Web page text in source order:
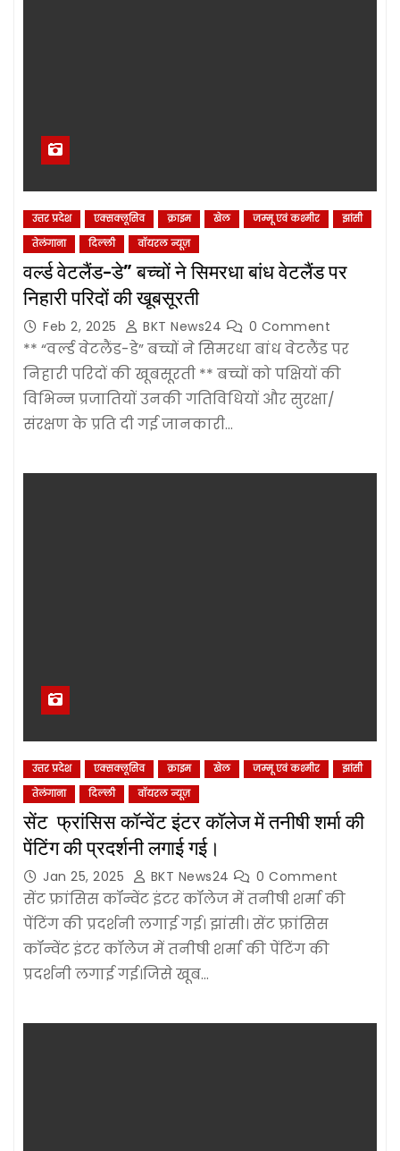
उत्तर प्रदेश एक्सक्लूसिव क्राइम खेल जम्‍मू एवं कश्‍मीर
झांसी
तेलंगाना
दिल्‍ली वॉयरल न्यूज़
वर्ल्ड वेटलैंड-डे” बच्चों ने सिमरधा बांध वेटलैंड पर
निहारी परिदों की खूबसूरती
Feb 2, 2025 BKT News24 0 Comment
** “वर्ल्ड वेटलैंड-डे” बच्चों ने सिमरधा बांध वेटलैंड पर
निहारी परिदों की खूबसूरती ** बच्चों को पक्षियों की
विभिन्न प्रजातियों उनकी गतिविधियों और सुरक्षा/
संरक्षण के प्रति दी गई जानकारी…
उत्तर प्रदेश एक्सक्लूसिव क्राइम खेल जम्‍मू एवं कश्‍मीर
झांसी
तेलंगाना
दिल्‍ली वॉयरल न्यूज़
सेंट फ्रांसिस कॉन्वेंट इंटर कॉलेज में तनीषी शर्मा की
पेंटिंग की प्रदर्शनी लगाई गई।
Jan 25, 2025 BKT News24 0 Comment
सेंट फ्रांसिस कॉन्वेंट इंटर कॉलेज में तनीषी शर्मा की
पेंटिंग की प्रदर्शनी लगाई गई। झांसी। सेंट फ्रांसिस
कॉन्वेंट इंटर कॉलेज में तनीषी शर्मा की पेंटिंग की
प्रदर्शनी लगाई गई।जिसे खूब…